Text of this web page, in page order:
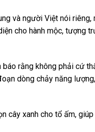
và người Việt nói
cho hành mộc, tượng
báo rằng không phải cứ
dòng chảy năng
cây xanh cho tổ ấm,